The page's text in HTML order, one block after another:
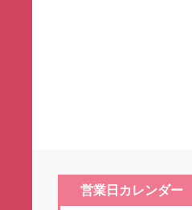
営業日カレンダー